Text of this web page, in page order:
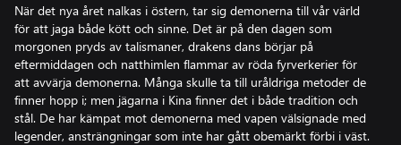
När det nya året nalkas i östern, tar sig demonerna till vår värld
för att jaga både kött och sinne. Det är på den dagen som
morgonen pryds av talismaner, drakens dans börjar på
eftermiddagen och natthimlen flammar av röda fyrverkerier för
att avvärja demonerna. Många skulle ta till uråldriga metoder de
finner hopp i; men jägarna i Kina finner det i både tradition och
stål. De har kämpat mot demonerna med vapen välsignade med
legender, ansträngningar som inte har gått obemärkt förbi i väst.